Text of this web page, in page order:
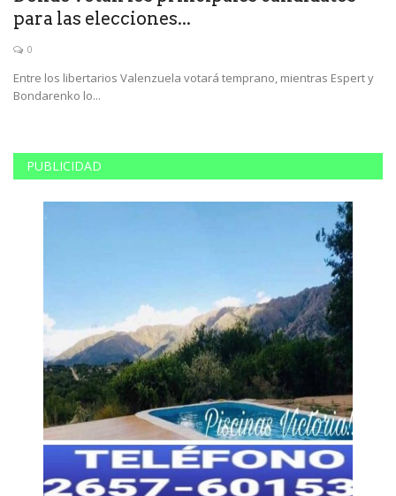
para las elecciones...
0
Entre los libertarios Valenzuela votará temprano, mientras Espert y
Bondarenko lo...
PUBLICIDAD